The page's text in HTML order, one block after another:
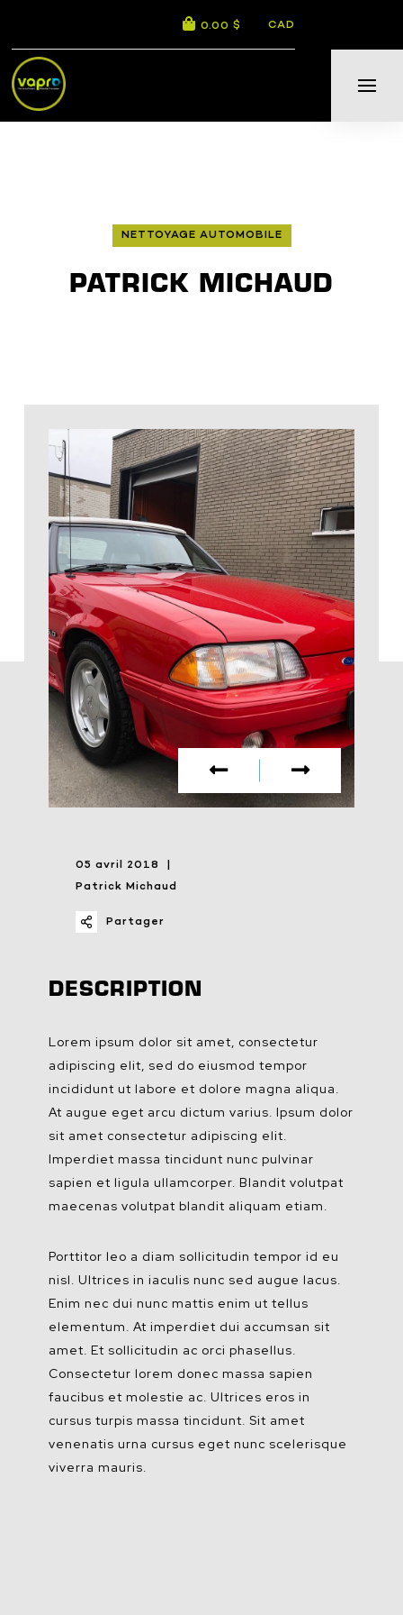
0.00 $ CAD
NETTOYAGE AUTOMOBILE
PATRICK MICHAUD
05 avril 2018
Patrick Michaud
Partager
DESCRIPTION
Lorem ipsum dolor sit amet, consectetur
adipiscing elit, sed do eiusmod tempor
incididunt ut labore et dolore magna aliqua.
At augue eget arcu dictum varius. Ipsum dolor
sit amet consectetur adipiscing elit.
Imperdiet massa tincidunt nunc pulvinar
sapien et ligula ullamcorper. Blandit volutpat
maecenas volutpat blandit aliquam etiam.
Porttitor leo a diam sollicitudin tempor id eu
nisl. Ultrices in iaculis nunc sed augue lacus.
Enim nec dui nunc mattis enim ut tellus
elementum. At imperdiet dui accumsan sit
amet. Et sollicitudin ac orci phasellus.
Consectetur lorem donec massa sapien
faucibus et molestie ac. Ultrices eros in
cursus turpis massa tincidunt. Sit amet
venenatis urna cursus eget nunc scelerisque
viverra mauris.